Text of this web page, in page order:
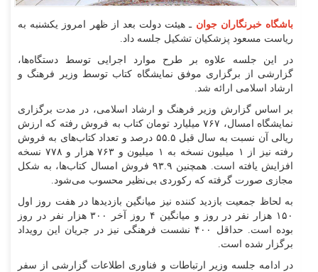
باشگاه خبرنگاران جوان ـ هیئت دولت بعد از ظهر امروز یکشنبه به
ریاست مسعود پزشکیان تشکیل جلسه داد.
در این جلسه علاوه بر طرح موارد اجرایی توسط دستگاه‌ها،
گزارشی از برگزاری موفق نمایشگاه کتاب توسط وزیر فرهنگ و
ارشاد اسلامی ارائه شد.
بر اساس گزارش وزیر فرهنگ و ارشاد اسلامی، در مدت برگزاری
نمایشگاه امسال، ۷۶۷ میلیارد تومان کتاب به فروش رفته که ارزش
ریالی آن نسبت به سال قبل ۵۵.۵ درصد و تعداد کتاب‌های به فروش
رفته نیز از ۱ میلیون نسخه به ۱ میلیون و ۷۶۳ هزار و ۷۷۸ نسخه
افزایش یافته است. همچنین ۹۳.۹ فروش امسال کتاب‌ها، به شکل
مجازی صورت گرفته که رکوردی بی‌نظیر محسوب می‌شود.
به لحاظ جمعیت بازدید کننده نیز میانگین بازدید‌ها در هفت روز اول
۱۵۰ هزار نفر در روز و میانگین ۴ روز آخر ۳۰۰ هزار نفر در روز
بوده است. حداقل ۴۰۰ نشست فرهنگی نیز در جریان این رویداد
برگزار شده است.
در ادامه جلسه وزیر ارتباطات و فناوری اطلاعات گزارشی از سفر